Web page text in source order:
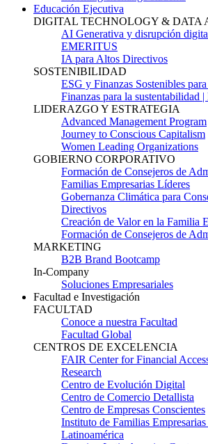
Educación Ejecutiva
DIGITAL TECHNOLOGY & DATA
AI Generativa y disrupción
EMERITUS
IA para Altos Directivos
SOSTENIBILIDAD
ESG y Finanzas Sostenibles
Finanzas para la sustentabilidad
LIDERAZGO Y ESTRATEGIA
Advanced Management Program
Journey to Conscious Capitalism
Women Leading Organizations
GOBIERNO CORPORATIVO
Formación de Consejeros de
Familias Empresarias Líderes
Gobernanza Climática para
Directivos
Creación de Valor en la Familia
Formación de Consejeros de
MARKETING
B2B Brand Bootcamp
In-Company
Soluciones Empresariales
Facultad e Investigación
FACULTAD
Conoce a nuestra Facultad
Facultad Global
CENTROS DE EXCELENCIA
FAIR Center for Financial
Research
Centro de Evolución Digital
Centro de Comercio Detallista
Centro de Empresas Conscientes
Instituto de Familias
Latinoamérica